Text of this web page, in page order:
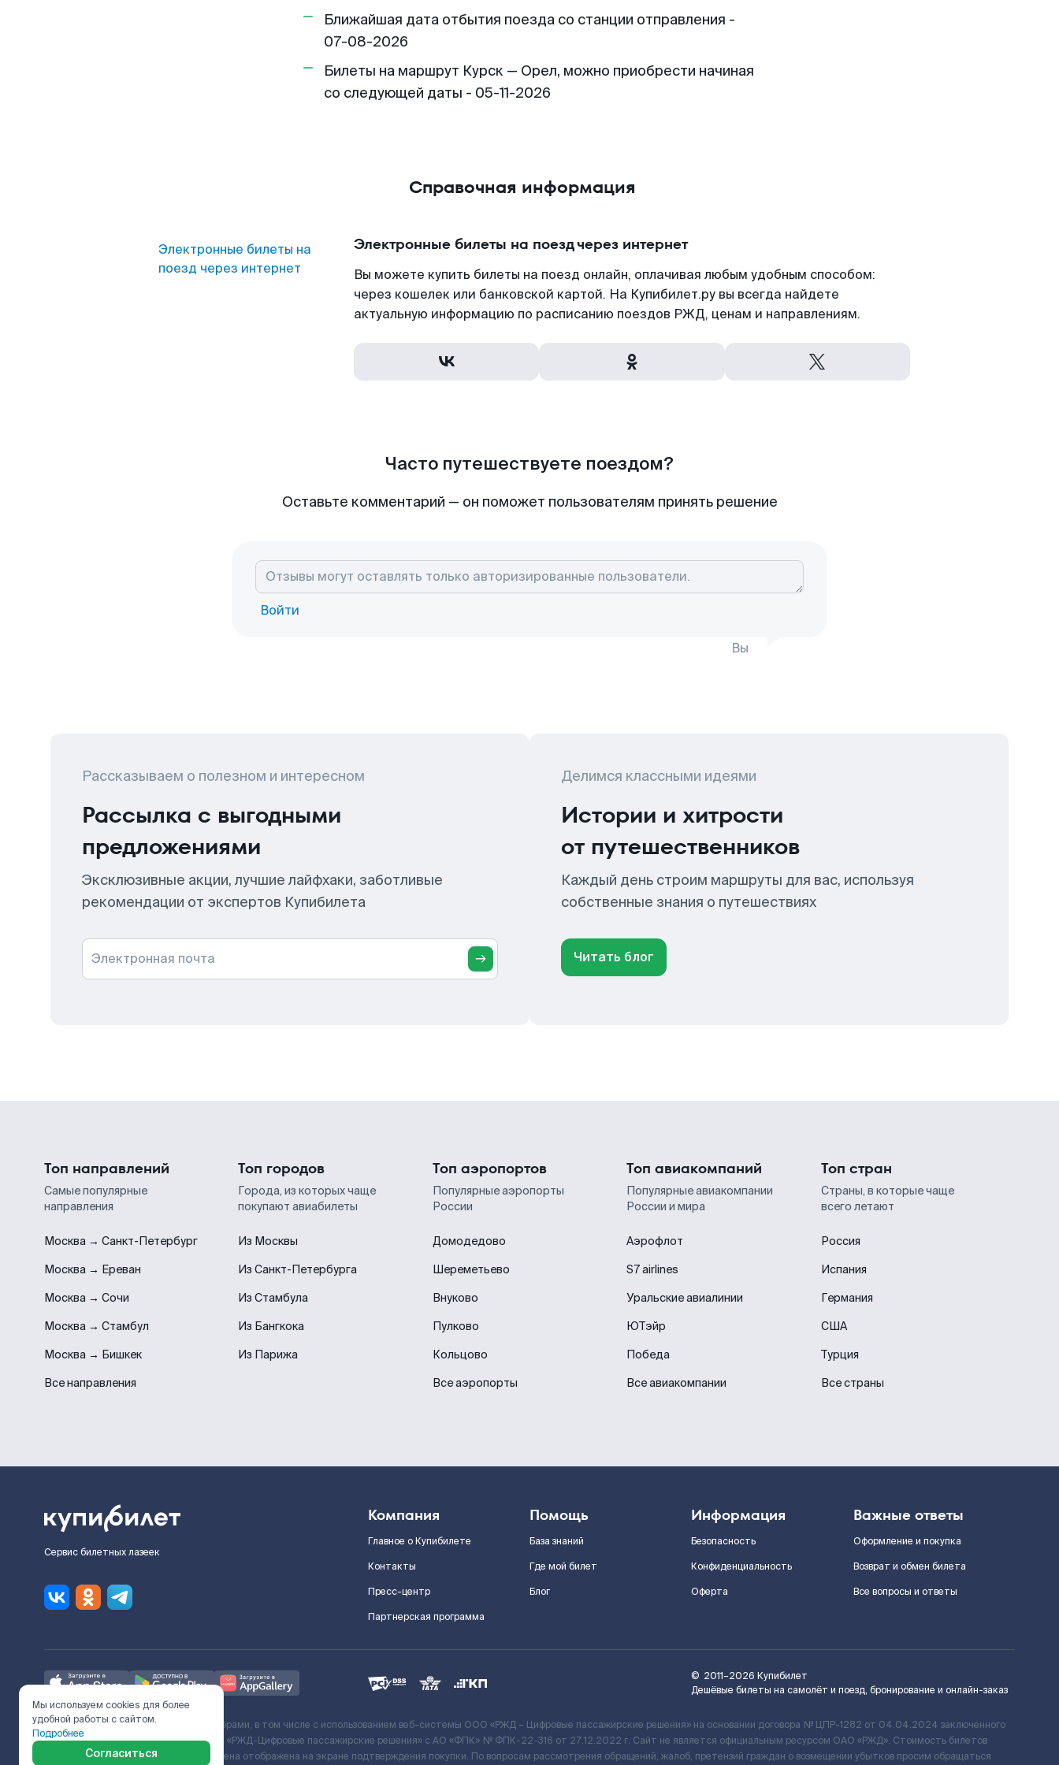
Ближайшая дата отбытия поезда со станции отправления -
07-08-2026
Билеты на маршрут Курск — Орел, можно приобрести начиная
со следующей даты - 05-11-2026
Справочная информация
Электронные билеты на
поезд через интернет
Электронные билеты на поезд через интернет
Вы можете купить билеты на поезд онлайн, оплачивая любым удобным способом:
через кошелек или банковской картой. На Купибилет.ру вы всегда найдете
актуальную информацию по расписанию поездов РЖД, ценам и направлениям.
Часто путешествуете поездом?
Оставьте комментарий — он поможет пользователям принять решение
Войти
Вы
Рассказываем о полезном и интересном
Рассылка с выгодными
предложениями
Эксклюзивные акции, лучшие лайфхаки, заботливые
рекомендации от экспертов Купибилета
Электронная почта
Делимся классными идеями
Истории и хитрости
от путешественников
Каждый день строим маршруты для вас, используя
собственные знания о путешествиях
Читать блог
Топ направлений
Самые популярные
направления
Москва → Санкт-Петербург
Москва → Ереван
Москва → Сочи
Москва → Стамбул
Москва → Бишкек
Все направления
Топ городов
Города, из которых чаще
покупают авиабилеты
Из Москвы
Из Санкт-Петербурга
Из Стамбула
Из Бангкока
Из Парижа
Топ аэропортов
Популярные аэропорты
России
Домодедово
Шереметьево
Внуково
Пулково
Кольцово
Все аэропорты
Топ авиакомпаний
Популярные авиакомпании
России и мира
Аэрофлот
S7 airlines
Уральские авиалинии
ЮТэйр
Победа
Все авиакомпании
Топ стран
Страны, в которые чаще
всего летают
Россия
Испания
Германия
США
Турция
Все страны
Сервис билетных лазеек
Компания
Главное о Купибилете
Контакты
Пресс-центр
Партнерская программа
Помощь
База знаний
Где мой билет
Блог
Информация
Безопасность
Конфиденциальность
Оферта
Важные ответы
Оформление и покупка
Возврат и обмен билета
Все вопросы и ответы
© 2011–2026 Купибилет
Дешёвые билеты на самолёт и поезд, бронирование и онлайн-заказ
Ж/Д билеты предоставляются партнёрами, в том числе с использованием веб-системы ООО «РЖД – Цифровые пассажирские решения» на основании договора № ЦПР-1282 от 04.04.2024 заключенного
с Поставщиком услуг и Договора ООО «РЖД-Цифровые пассажирские решения» c АО «ФПК» № ФПК-22-316 от 27.12.2022 г. Сайт не является официальным ресурсом ОАО «РЖД». Стоимость билетов
включает сервисный сбор. Итоговая цена отображена на экране подтверждения покупки. По вопросам рассмотрения обращений, жалоб, претензий граждан о возмещении убытков просим обращаться
Мы используем cookies для более
удобной работы с сайтом.
Подробнее
Согласиться